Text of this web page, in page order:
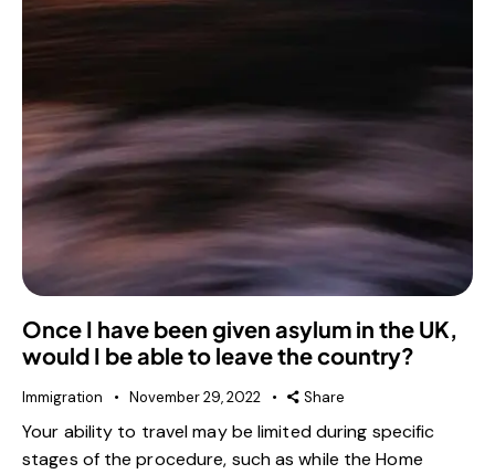
Once I have been given asylum in the UK,
would I be able to leave the country?
Immigration November 29, 2022 Share
Your ability to travel may be limited during specific
stages of the procedure, such as while the Home